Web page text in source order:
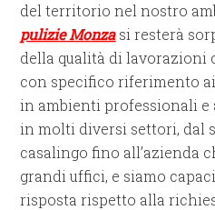
del territorio nel nostro
pulizie Monzasi resterà
della qualità di lavorazioni
con specifico riferimento
in ambienti professionali e
in molti diversi settori, dal
casalingo fino all’azienda
grandi uffici, e siamo
risposta rispetto alla